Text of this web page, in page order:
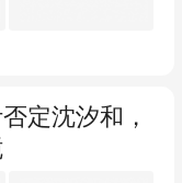
定沈汐和，